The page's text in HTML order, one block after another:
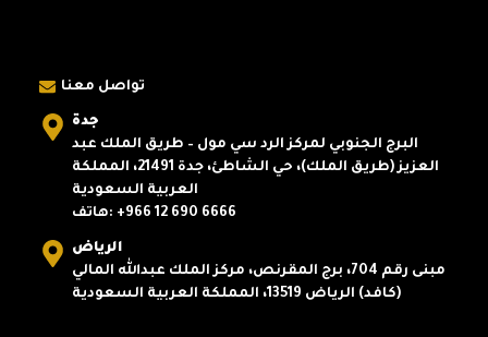
تواصل معنا
جدة
البرج الجنوبي لمركز الرد سي مول – طريق الملك عبد
العزيز (طريق الملك)، حي الشاطئ، جدة 21491، المملكة
العربية السعودية
هاتف: +966 12 690 6666
الرياض
مبنى رقم 704، برج المقرنص، مركز الملك عبدالله المالي
(كافد) الرياض 13519، المملكة العربية السعودية